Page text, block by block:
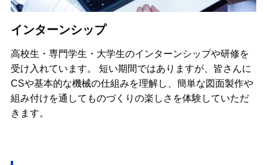
インターンシップ
高校生・専門学生・大学生のインターンシップや研修を
受け入れています。 短い期間ではありますが、皆さんに
CSや基本的な機械の仕組みを理解し、簡単な図面製作や
組み付けを通してものづくりの楽しさを体験していただ
きます。